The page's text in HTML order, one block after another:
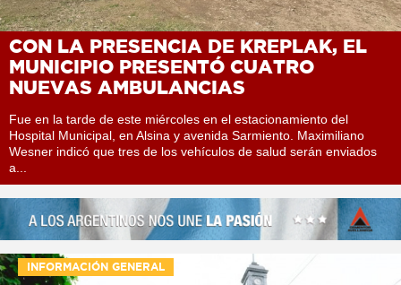
CON LA PRESENCIA DE KREPLAK, EL
MUNICIPIO PRESENTÓ CUATRO
NUEVAS AMBULANCIAS
Fue en la tarde de este miércoles en el estacionamiento del
Hospital Municipal, en Alsina y avenida Sarmiento. Maximiliano
Wesner indicó que tres de los vehículos de salud serán enviados
a...
INFORMACIÓN GENERAL